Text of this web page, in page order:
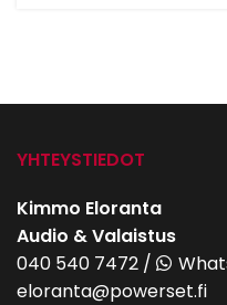
YHTEYSTIEDOT
Kimmo Eloranta
Audio & Valaistus
040 540 7472 /
eloranta@powerset.fi